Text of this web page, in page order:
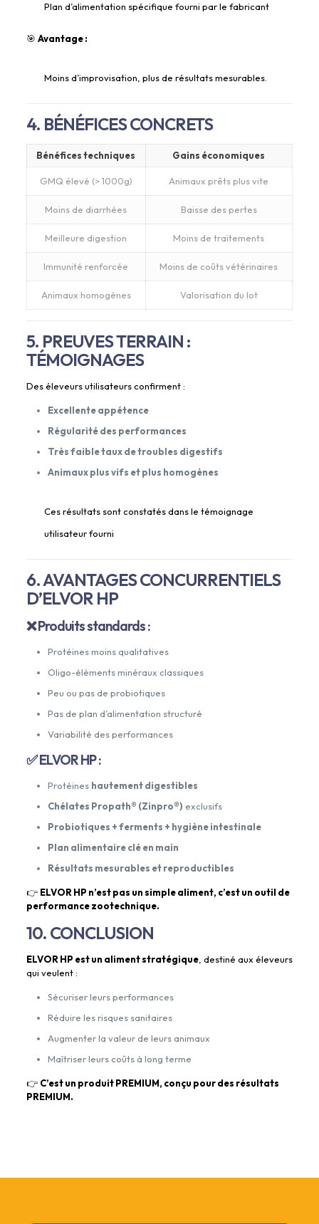
Plan d’alimentation spécifique fourni par le fabricant
🎯 Avantage :
Moins d’improvisation, plus de résultats mesurables.
4. BÉNÉFICES CONCRETS
Bénéfices techniques Gains économiques
GMQ élevé (> 1000g) Animaux prêts plus vite
Moins de diarrhées Baisse des pertes
Meilleure digestion Moins de traitements
Immunité renforcée Moins de coûts vétérinaires
Animaux homogènes Valorisation du lot
5. PREUVES TERRAIN :
TÉMOIGNAGES
Des éleveurs utilisateurs confirment :
Excellente appétence
Régularité des performances
Très faible taux de troubles digestifs
Animaux plus vifs et plus homogènes
Ces résultats sont constatés dans le témoignage
utilisateur fourni
6. AVANTAGES CONCURRENTIELS
D’ELVOR HP
❌ Produits standards :
Protéines moins qualitatives
Oligo-éléments minéraux classiques
Peu ou pas de probiotiques
Pas de plan d’alimentation structuré
Variabilité des performances
✅ ELVOR HP :
Protéines hautement digestibles
Chélates Propath® (Zinpro®) exclusifs
Probiotiques + ferments + hygiène intestinale
Plan alimentaire clé en main
Résultats mesurables et reproductibles
👉 ELVOR HP n’est pas un simple aliment, c’est un outil de
performance zootechnique.
10. CONCLUSION
ELVOR HP est un aliment stratégique, destiné aux éleveurs
qui veulent :
Sécuriser leurs performances
Réduire les risques sanitaires
Augmenter la valeur de leurs animaux
Maîtriser leurs coûts à long terme
👉 C’est un produit PREMIUM, conçu pour des résultats
PREMIUM.